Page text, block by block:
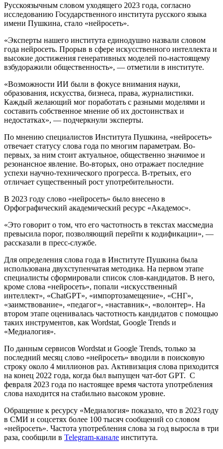
Русскоязычным словом уходящего 2023 года, согласно
исследованию Государственного института русского языка
имени Пушкина, стало «нейросеть».
«Эксперты нашего института единодушно назвали словом
года нейросеть. Прорыв в сфере искусственного интеллекта и
высокие достижения генеративных моделей по-настоящему
взбудоражили общественность», — отметили в институте.
«Возможности ИИ были в фокусе внимания науки,
образования, искусства, бизнеса, права, журналистики.
Каждый желающий мог поработать с разными моделями и
составить собственное мнение об их достоинствах и
недостатках», — подчеркнули эксперты.
По мнению специалистов Института Пушкина, «нейросеть»
отвечает статусу слова года по многим параметрам. Во-
первых, за ним стоит актуальное, общественно значимое и
резонансное явление. Во-вторых, оно отражает последние
успехи научно-технического прогресса. В-третьих, его
отличает существенный рост употребительности.
В 2023 году слово «нейросеть» было внесено в
Орфографический академический ресурс «Академос».
«Это говорит о том, что его частотность в текстах массмедиа
превысила порог, позволяющий перейти к кодификации», —
рассказали в пресс-службе.
Для определения слова года в Институте Пушкина была
использована двухступенчатая методика. На первом этапе
специалисты сформировали список слов-кандидатов. В него,
кроме слова «нейросеть», попали «искусственный
интеллект», «ChatGPT», «импортозамещение», «СНГ»,
«заимствование», «педагог», «наставник», «волонтер». На
втором этапе оценивалась частотность кандидатов с помощью
таких инструментов, как Wordstat, Google Trends и
«Медиалогия».
По данным сервисов Wordstat и Google Trends, только за
последний месяц слово «нейросеть» вводили в поисковую
строку около 4 миллионов раз. Активизация слова приходится
на конец 2022 года, когда был выпущен чат-бот GPT. С
февраля 2023 года по настоящее время частота употребления
слова находится на стабильно высоком уровне.
Обращение к ресурсу «Медиалогия» показало, что в 2023 году
в СМИ и соцсетях более 100 тысяч сообщений со словом
«нейросеть». Частота употребления слова за год выросла в три
раза, сообщили в Telegram-канале института.